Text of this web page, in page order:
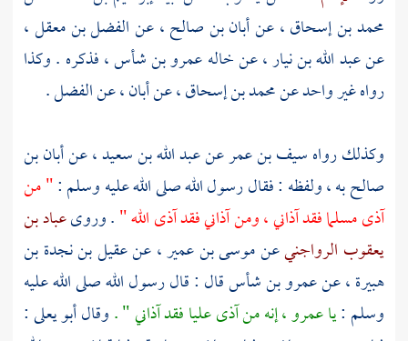
محمد بن إسحاق، عنأبان بن صالح، عنالفضل بن معقل،
عنعبد الله بن نيار، عن خالهعمرو بن شأس، فذكره . وكذا
رواه غير واحد عنمحمد بن إسحاق، عنأبان ، عن الفضل.
وكذلك رواهسيف بن عمرعنعبد الله بن سعيد، عنأبان بن
صالحبه ، ولفظه : فقال رسول الله صلى الله عليه وسلم :" من
آذى مسلما فقد آذاني ، ومن آذاني فقد آذى الله ". وروىعباد بن
يعقوب الرواجنيعنموسى بن عمير، عنعقيل بن نجدة بن
هبيرة، عنعمرو بن شأسقال : قال رسول الله صلى الله عليه
وسلم :يا عمرو ، إنه من آذى عليا فقد آذاني " .وقالأبو يعلى: